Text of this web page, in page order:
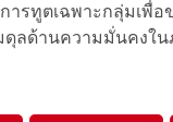
ารทูตเฉพาะกลุ่มเพื่
ลด้านความมั่นคงใ